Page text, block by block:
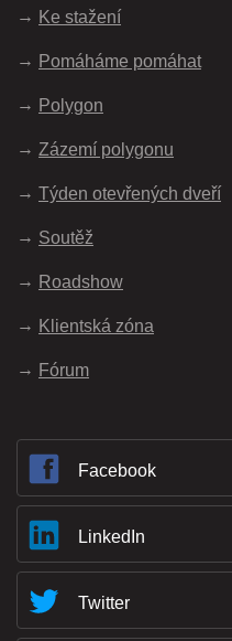
Ke stažení
Pomáháme pomáhat
Polygon
Zázemí polygonu
Týden otevřených dveří
Soutěž
Roadshow
Klientská zóna
Fórum
Facebook
LinkedIn
Twitter